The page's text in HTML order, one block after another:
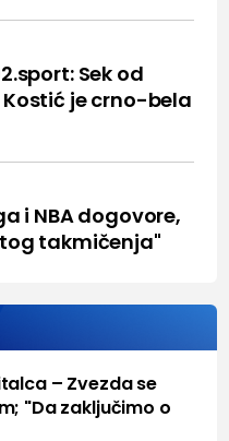
Sek od
je crno-bela
i NBA dogovore,
takmičenja"
– Zvezda se
"Da zaključimo o